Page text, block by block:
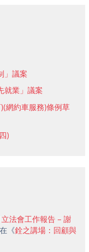
」議案
就業」議案
網約車服務)條例草
)
法會工作報告 – 謝
《銓之講場：回顧與